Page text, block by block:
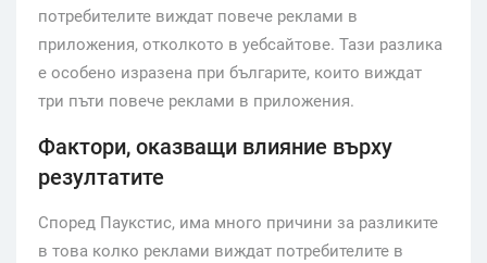
потребителите виждат повече реклами в
приложения, отколкото в уебсайтове. Тази разлика
е особено изразена при българите, които виждат
три пъти повече реклами в приложения.
Фактори, оказващи влияние върху
резултатите
Според Паукстис, има много причини за разликите
в това колко реклами виждат потребителите в